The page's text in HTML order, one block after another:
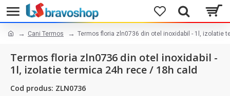
Cani Termos Termos floria zln0736 din otel inoxidabil - 1l, izolatie
Termos floria zln0736 din otel inoxidabil -
1l, izolatie termica 24h rece / 18h cald
Cod produs: ZLN0736